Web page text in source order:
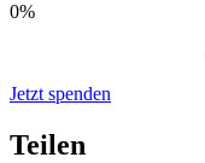
0%
Jetzt spenden
Teilen